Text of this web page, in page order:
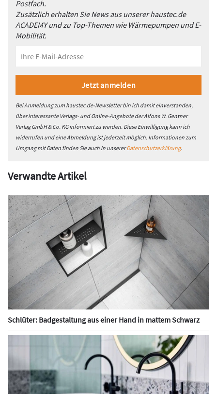
Postfach.
Zusätzlich erhalten Sie News aus unserer haustec.de
ACADEMY und zu Top-Themen wie Wärmepumpen und E-
Mobilität.
Bei Anmeldung zum haustec.de-Newsletter bin ich damit einverstanden,
über interessante Verlags- und Online-Angebote der Alfons W. Gentner
Verlag GmbH & Co. KG informiert zu werden. Diese Einwilligung kann ich
widerrufen und eine Abmeldung ist jederzeit möglich. Informationen zum
Umgang mit Daten finden Sie auch in unsererDatenschutzerklärung.
Verwandte Artikel
Schlüter: Badgestaltung aus einer Hand in mattem Schwarz